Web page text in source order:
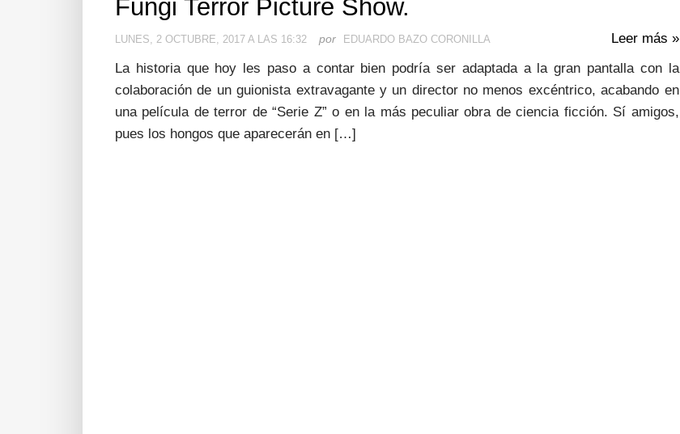
Fungi Terror Picture Show.
Leer más »
LUNES, 2 OCTUBRE, 2017 A LAS 16:32 por EDUARDO BAZO CORONILLA
La historia que hoy les paso a contar bien podría ser adaptada a la gran pantalla con la
colaboración de un guionista extravagante y un director no menos excéntrico, acabando en
una película de terror de “Serie Z” o en la más peculiar obra de ciencia ficción. Sí amigos,
pues los hongos que aparecerán en […]